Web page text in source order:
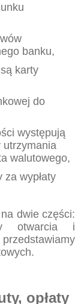
banku,
karty
do
występują
utrzymania
walutowego,
za wypłaty
dwie części:
otwarcia i
opłaty